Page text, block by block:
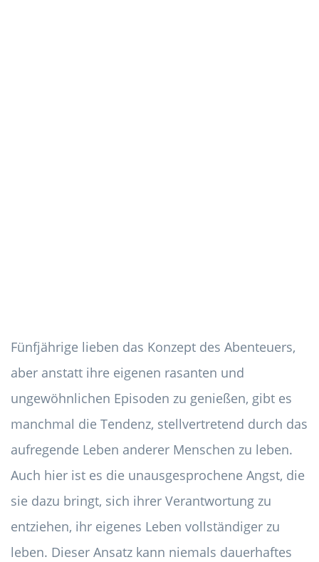
Fünfjährige lieben das Konzept des Abenteuers,
aber anstatt ihre eigenen rasanten und
ungewöhnlichen Episoden zu genießen, gibt es
manchmal die Tendenz, stellvertretend durch das
aufregende Leben anderer Menschen zu leben.
Auch hier ist es die unausgesprochene Angst, die
sie dazu bringt, sich ihrer Verantwortung zu
entziehen, ihr eigenes Leben vollständiger zu
leben. Dieser Ansatz kann niemals dauerhaftes